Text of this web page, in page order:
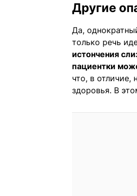
Другие
Да,
только речь
истончения
пациентки
что, в отличие,
здоровья. В